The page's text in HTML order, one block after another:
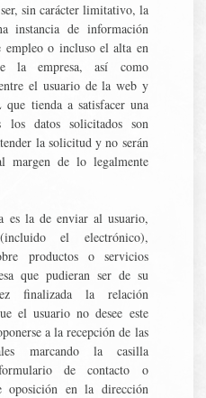
sin carácter limitativo, la
instancia de información
o incluso el alta en
la empresa, así como
el usuario de la web y
tienda a satisfacer una
los datos solicitados son
la solicitud y no serán
margen de lo legalmente
es la de enviar al usuario,
el electrónico),
productos o servicios
que pudieran ser de su
finalizada la relación
el usuario no desee este
a la recepción de las
marcando la casilla
de contacto o
oposición en la dirección